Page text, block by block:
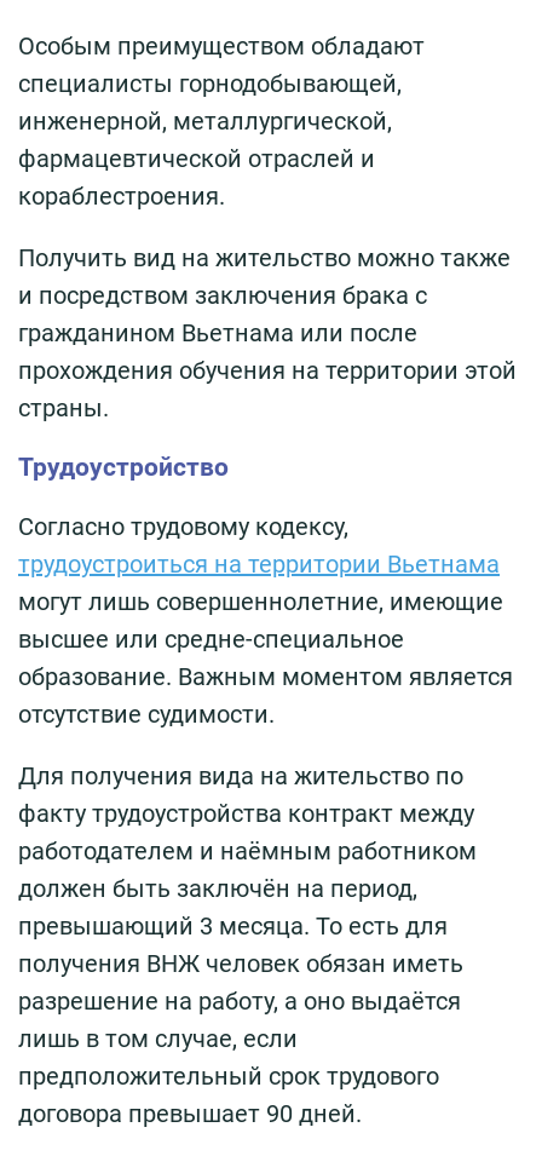
Особым преимуществом обладают
специалисты горнодобывающей,
инженерной, металлургической,
фармацевтической отраслей и
кораблестроения.
Получить вид на жительство можно также
и посредством заключения брака с
гражданином Вьетнама или после
прохождения обучения на территории этой
страны.
Трудоустройство
Согласно трудовому кодексу,
трудоустроиться на территории Вьетнама
могут лишь совершеннолетние, имеющие
высшее или средне-специальное
образование. Важным моментом является
отсутствие судимости.
Для получения вида на жительство по
факту трудоустройства контракт между
работодателем и наёмным работником
должен быть заключён на период,
превышающий 3 месяца. То есть для
получения ВНЖ человек обязан иметь
разрешение на работу, а оно выдаётся
лишь в том случае, если
предположительный срок трудового
договора превышает 90 дней.